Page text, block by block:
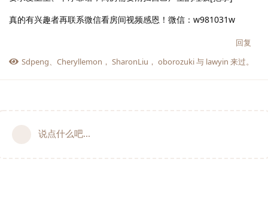
真的有兴趣者再联系微信看房间视频感恩！微信：w981031w
回复
Sdpeng、 Cheryllemon ， SharonLiu ， oborozuki与 lawyin 来过。
说点什么吧...